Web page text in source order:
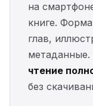
на
книге.
глав,
чтение
без